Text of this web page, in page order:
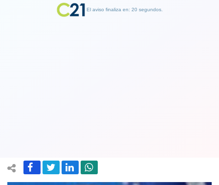
El aviso finaliza en: 19 segundos.